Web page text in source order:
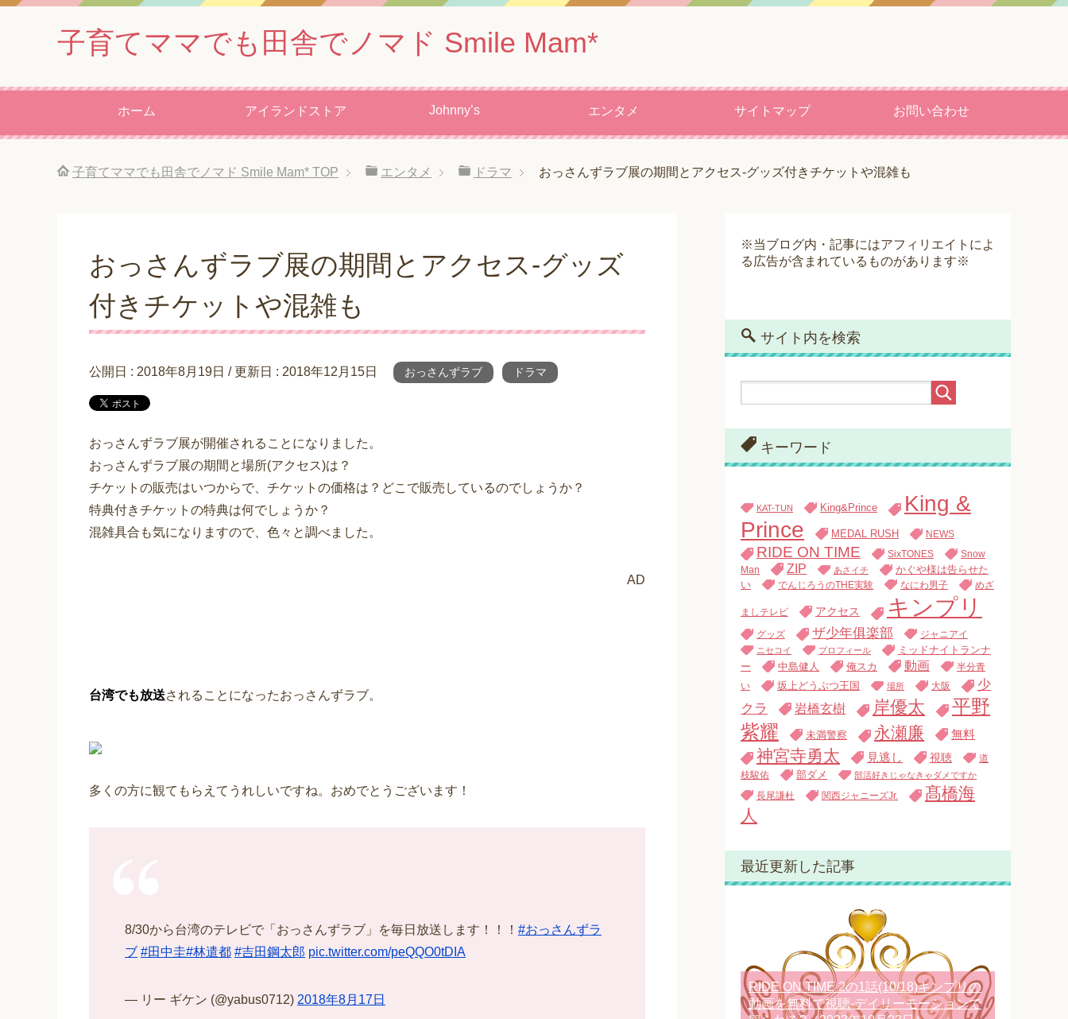
子育てママでも田舎でノマド Smile Mam*
ホーム アイランドストア Johnny’s エンタメ サイトマップ お問い合わせ
子育てママでも田舎でノマド Smile Mam* TOP エンタメ ドラマ おっさんずラブ展の期間とアクセス-グッズ付きチケットや混雑も
おっさんずラブ展の期間とアクセス-グッズ
付きチケットや混雑も
公開日 : 2018年8月19日 / 更新日 : 2018年12月15日 おっさんずラブ ドラマ
おっさんずラブ展が開催されることになりました。
おっさんずラブ展の期間と場所(アクセス)は？
チケットの販売はいつからで、チケットの価格は？どこで販売しているのでしょうか？
特典付きチケットの特典は何でしょうか？
混雑具合も気になりますので、色々と調べました。
AD
台湾でも放送されることになったおっさんずラブ。
多くの方に観てもらえてうれしいですね。おめでとうございます！
8/30から台湾のテレビで「おっさんずラブ」を毎日放送します！！！ #おっさんずラ
ブ #田中圭#林遣都 #吉田鋼太郎 pic.twitter.com/peQQO0tDIA
— リー ギケン (@yabus0712) 2018年8月17日
※当ブログ内・記事にはアフィリエイトによ
る広告が含まれているものがあります※
サイト内を検索
キーワード
KAT-TUN King&Prince
King &
Prince
MEDAL RUSH NEWS
RIDE ON TIME SixTONES
Snow
Man
ZIP あさイチ
かぐや様は告らせた
い
でんじろうのTHE実験 なにわ男子 めざ
ましテレビ アクセス キンプリ
グッズ ザ少年俱楽部 ジャニアイ
ニセコイ プロフィール
ミッドナイトランナ
ー
中島健人 俺スカ 動画
半分青
い
坂上どうぶつ王国 場所 大阪
少
クラ
岩橋玄樹 岸優太
平野
紫耀
未満警察 永瀬廉 無料
神宮寺勇太 見逃し 視聴
道
枝駿佑
部ダメ 部活好きじゃなきゃダメですか
長尾謙杜 関西ジャニーズJr.
髙橋海
人
最近更新した記事
RIDE ON TIME 2の1話(10/18)キンプリの
動画を無料で視聴-デイリーモーションで